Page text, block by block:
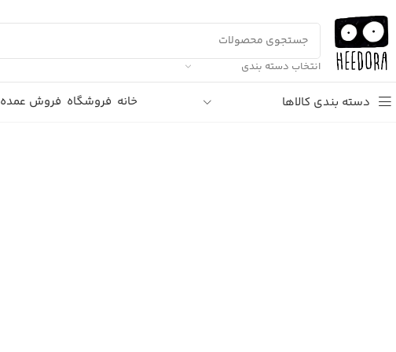
انتخاب دسته بندی
دسته بندی کالاها خانه فروشگاه فروش عمده